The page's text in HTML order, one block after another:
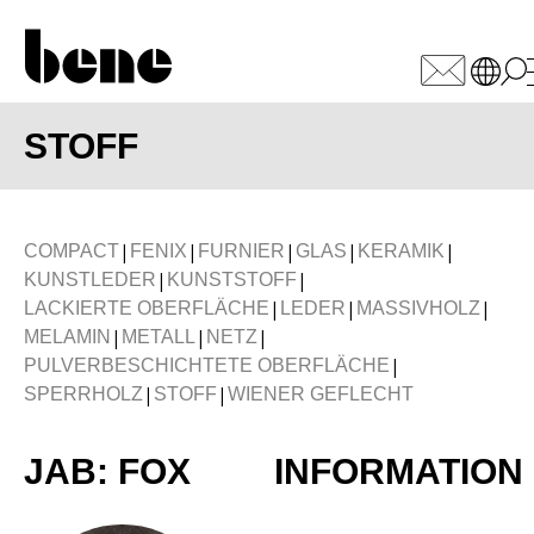
WÄHLEN SIE IHREN MARKT
Bahrain(BH)
Belgien(BE)
Bulgarien(BG)
China(CN)
Deutschland
Elfenbeinküste
STOFF
COMPACT| FENIX | FURNIER | GLAS | KERAMIK |
KUNSTLEDER | KUNSTSTOFF |
LACKIERTE OBERFLÄCHE | LEDER | MASSIVHOLZ |
MELAMIN | METALL | NETZ |
PULVERBESCHICHTETE OBERFLÄCHE |
SPERRHOLZ | STOFF | WIENER GEFLECHT
JAB: FOX INFORMATION